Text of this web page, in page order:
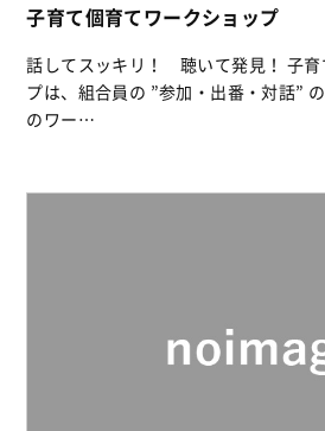
子育て個育てワークショップ
話してスッキリ！ 聴いて発見！ 子育
プは、組合員の ”参加・出番・対話”
のワー…